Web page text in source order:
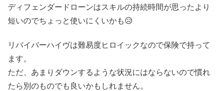
ディフェンダードローンはスキルの持続時間が思ったより
短いのでちょっと使いにくいかも😥
リバイバーハイヴは難易度ヒロイックなので保険で持って
ます。
ただ、あまりダウンするような状況にはならないので慣れ
たら別のものでも良いかもしれません。